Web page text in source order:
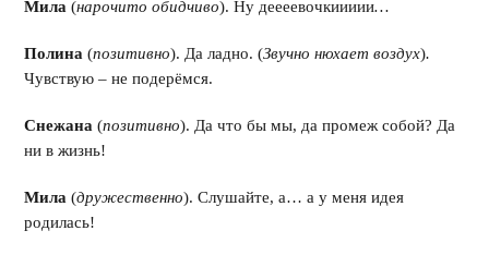
Мила (нарочито обидчиво). Ну деееевочкиииии…
Полина(позитивно). Да ладно. (Звучно нюхает воздух).
Чувствую – не подерёмся.
Снежана (позитивно). Да что бы мы, да промеж собой? Да
ни в жизнь!
Мила (дружественно). Слушайте, а… а у меня идея
родилась!